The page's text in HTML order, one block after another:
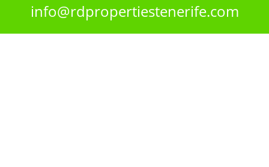
info@rdpropertiestenerife.com